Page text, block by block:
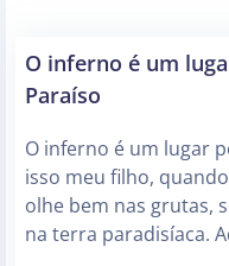
O inferno é um
Paraíso
O inferno é um lugar
isso meu filho,
olhe bem nas grutas,
na terra paradisíaca.